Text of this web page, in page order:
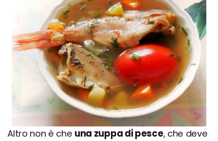
Altro non è che una zuppa di pesce, che deve